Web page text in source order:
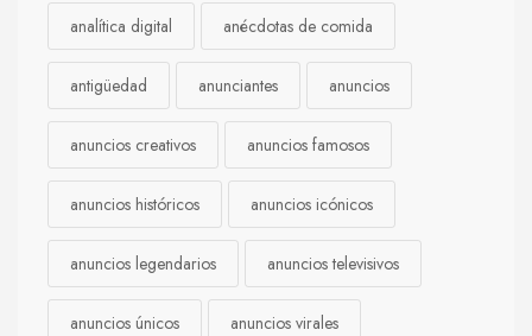
analítica digital anécdotas de comida
antigüedad anunciantes anuncios
anuncios creativos anuncios famosos
anuncios históricos anuncios icónicos
anuncios legendarios anuncios televisivos
anuncios únicos anuncios virales